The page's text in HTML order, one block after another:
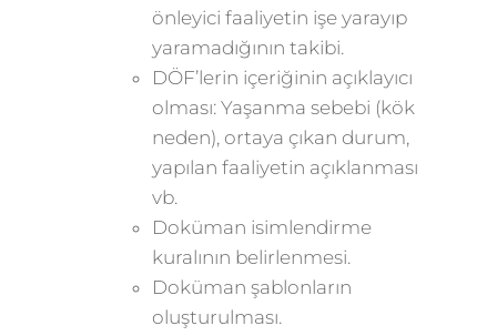
önleyici faaliyetin işe yarayıp
yaramadığının takibi.
DÖF’lerin içeriğinin açıklayıcı
olması: Yaşanma sebebi (kök
neden), ortaya çıkan durum,
yapılan faaliyetin açıklanması
vb.
Doküman isimlendirme
kuralının belirlenmesi.
Doküman şablonların
oluşturulması.